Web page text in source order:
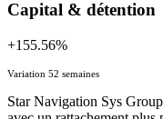
Capital & détention
+155.56%
Variation 52 semaines
Star Navigation Sys